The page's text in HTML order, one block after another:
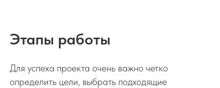
Настройка рекламы
свой сайт с помощью контекстной рекламы
специалистами. Проджект-менеджер берет
на себя координацию, а вы получаете
готовый результат
Этапы работы
Для успеха проекта очень важно четко
определить цели, выбрать подходящие